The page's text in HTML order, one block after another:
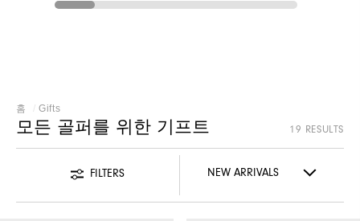
홈 Gifts
모든 골퍼를 위한 기프트 19 RESULTS
FILTERS